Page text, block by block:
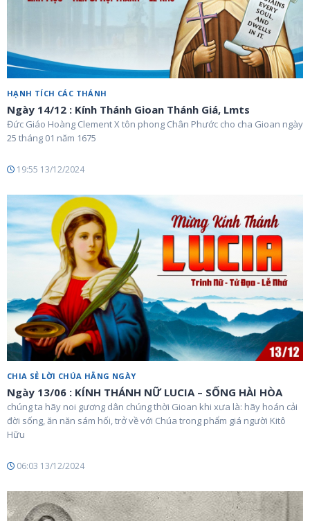
HẠNH TÍCH CÁC THÁNH
Ngày 14/12 : Kính Thánh Gioan Thánh Giá, Lmts
Đức Giáo Hoàng Clement X tôn phong Chân Phước cho cha Gioan ngày
25 tháng 01 năm 1675
19:55 13/12/2024
CHIA SẺ LỜI CHÚA HẰNG NGÀY
Ngày 13/06 : KÍNH THÁNH NỮ LUCIA – SỐNG HÀI HÒA
chúng ta hãy noi gương dân chúng thời Gioan khi xưa là: hãy hoán cải
đời sống, ăn năn sám hối, trở về với Chúa trong phẩm giá người Kitô
Hữu
06:03 13/12/2024